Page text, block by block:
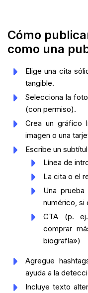
Cómo
como una
Elige una cita
tangible.
Selecciona la
(con permiso).
Crea un gráfico
imagen o una
Escribe un
Línea de
La cita o el
Una
numérico, si
CTA (p.
comprar
biografía»)
Agregue
ayuda a la
Incluye texto